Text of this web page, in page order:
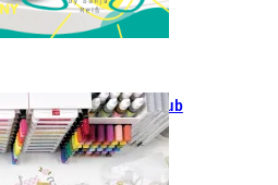
NEU: Scrapbooking Club
Januar 2025